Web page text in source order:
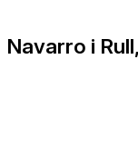
Navarro i